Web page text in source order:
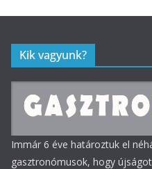
Kik vagyunk?
Immár 6 éve határoztuk el
gasztronómusok, hogy